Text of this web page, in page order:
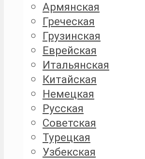
Армянская
Греческая
Грузинская
Еврейская
Итальянская
Китайская
Немецкая
Русская
Советская
Турецкая
Узбекская